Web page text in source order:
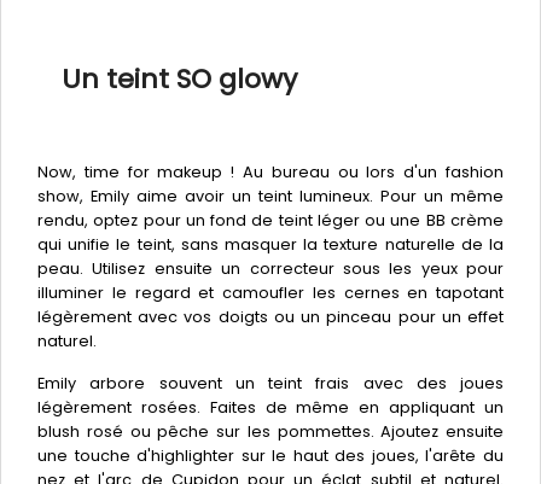
Un teint SO glowy
Now, time for makeup ! Au bureau ou lors d'un fashion
show, Emily aime avoir un teint lumineux. Pour un même
rendu, optez pour un fond de teint léger ou une BB crème
qui unifie le teint, sans masquer la texture naturelle de la
peau. Utilisez ensuite un correcteur sous les yeux pour
illuminer le regard et camoufler les cernes en tapotant
légèrement avec vos doigts ou un pinceau pour un effet
naturel.
Emily arbore souvent un teint frais avec des joues
légèrement rosées. Faites de même en appliquant un
blush rosé ou pêche sur les pommettes. Ajoutez ensuite
une touche d'highlighter sur le haut des joues, l'arête du
nez et l'arc de Cupidon pour un éclat subtil et naturel.